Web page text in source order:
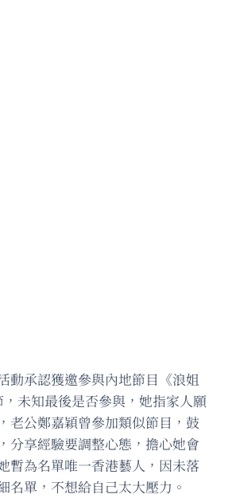
動承認獲邀參與內地節目《浪姐
未知最後是否參與，她指家人願
老公鄭嘉穎曾參加類似節目，鼓
分享經驗要調整心態，擔心她會
暫為名單唯一香港藝人，因未落
名單，不想給自己太大壓力。